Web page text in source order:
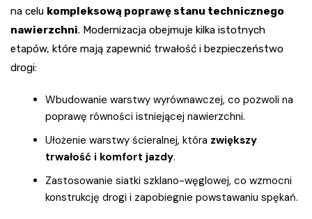
na celu kompleksową poprawę stanu technicznego
nawierzchni. Modernizacja obejmuje kilka istotnych
etapów, które mają zapewnić trwałość i bezpieczeństwo
drogi:
Wbudowanie warstwy wyrównawczej, co pozwoli na
poprawę równości istniejącej nawierzchni.
Ułożenie warstwy ścieralnej, która zwiększy
trwałość i komfort jazdy.
Zastosowanie siatki szklano-węglowej, co wzmocni
konstrukcję drogi i zapobiegnie powstawaniu spękań.